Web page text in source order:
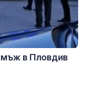
в Пловдив